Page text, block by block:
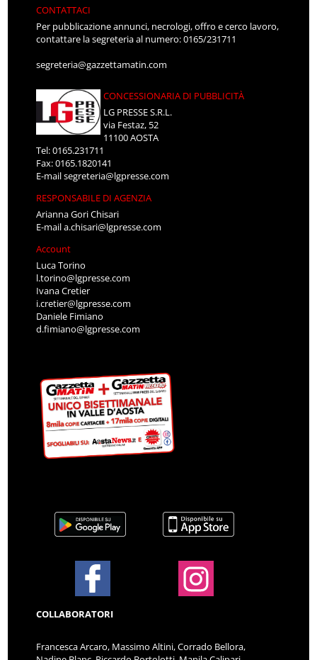
CONTATTACI
Per pubblicazione annunci, necrologi, offro e cerco lavoro,
contattare la segreteria al numero: 0165/231711
segreteria@gazzettamatin.com
CONCESSIONARIA DI PUBBLICITÀ
LG PRESSE S.R.L.
via Festaz, 52
11100 AOSTA
Tel: 0165.231711
Fax: 0165.1820141
E-mailsegreteria@lgpresse.com
RESPONSABILE DI AGENZIA
Arianna Gori Chisari
E-maila.chisari@lgpresse.com
Account
Luca Torino
l.torino@lgpresse.com
Ivana Cretier
i.cretier@lgpresse.com
Daniele Fimiano
d.fimiano@lgpresse.com
COLLABORATORI
Francesca Arcaro, Massimo Altini, Corrado Bellora,